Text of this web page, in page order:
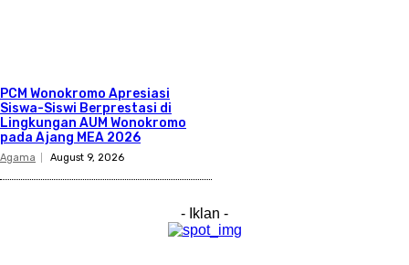
PCM Wonokromo Apresiasi
Siswa-Siswi Berprestasi di
Lingkungan AUM Wonokromo
pada Ajang MEA 2026
Agama August 9, 2026
- Iklan -